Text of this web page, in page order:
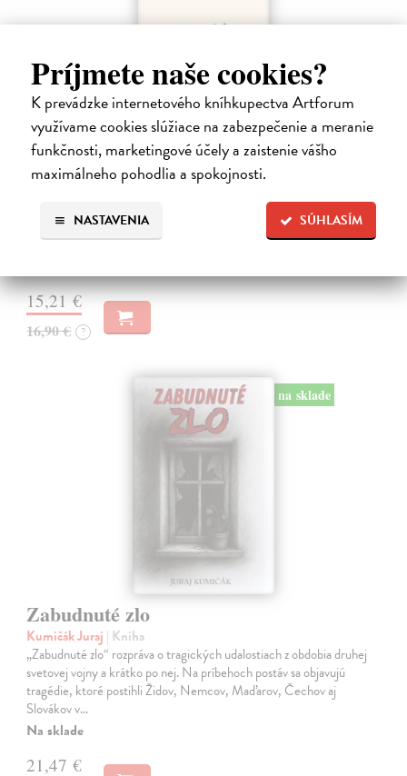
Príjmete naše cookies?
K prevádzke internetového kníhkupectva Artforum
využívame cookies slúžiace na zabezpečenie a meranie
funkčnosti, marketingové účely a zaistenie vášho
maximálneho pohodlia a spokojnosti.
SÚHLASÍM
NASTAVENIA
Kolotočárka
| Kniha
Tam, kde sa radosť zo slobodného pohybu a dobrodružstva prelína s
pocitom vyčlenenia. Tam, kde rastie starý gaštan a okolo neho sa krúti
život dievčatka, ktoré od svojej starej mamy dostalo meno Zelinka.…
15,21 €
16,90 € ?
na sklade
Zabudnuté zlo
Kumičák Juraj | Kniha
„Zabudnuté zlo“ rozpráva o tragických udalostiach z obdobia druhej
svetovej vojny a krátko po nej. Na príbehoch postáv sa objavujú
tragédie, ktoré postihli Židov, Nemcov, Maďarov, Čechov aj
Slovákov v…
Na sklade
21,47 €